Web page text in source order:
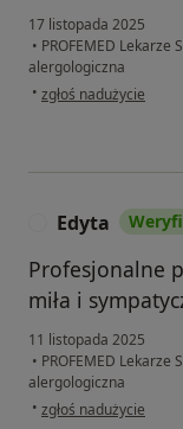
17 listopada 2025
• PROFEMED
alergologiczna
• w opinii użytkownika
zgłoś nadużycie
Edyta
Profesjonalne
miła i
11 listopada 2025
• PROFEMED
alergologiczna
• w opinii użytkownika
zgłoś nadużycie